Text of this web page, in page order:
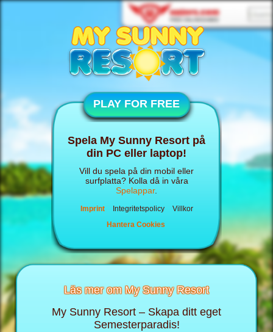
PLAY FOR FREE
Spela My Sunny Resort på
din PC eller laptop!
Vill du spela på din mobil eller
surfplatta? Kolla då in våra
Spelappar.
Imprint Integritetspolicy
Villkor
Hantera Cookies
Läs mer om My Sunny Resort
My Sunny Resort – Skapa ditt eget
Semesterparadis!